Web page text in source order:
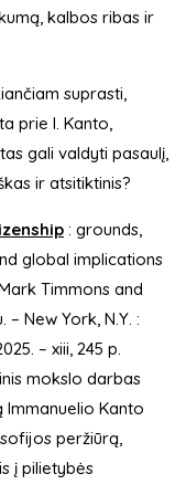
kalbos ribas ir
suprasti,
prie I. Kanto,
gali valdyti pasaulį,
ir atsitiktinis?
: grounds,
global implications
Timmons and
– New York, N.Y. :
– xiii, 245 p.
mokslo darbas
Immanuelio Kanto
peržiūrą,
į pilietybės